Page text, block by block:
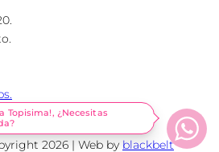
2026 | Web by blackbelt